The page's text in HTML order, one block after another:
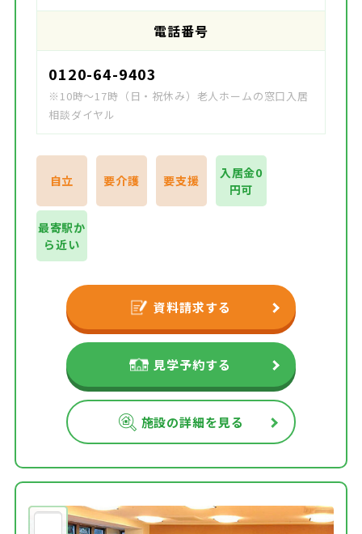
電話番号
0120-64-9403
※10時～17時（日・祝休み）老人ホームの窓口入居
相談ダイヤル
自立 要介護 要支援
入居金0
円可
最寄駅か
ら近い
資料請求する
見学予約する
施設の詳細を見る